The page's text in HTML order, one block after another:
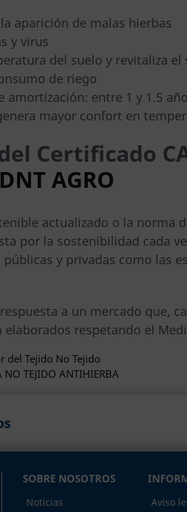
aparición de malas hierbas
y virus
del suelo y revitaliza
de riego
amortización: entre 1 y 1.5
mayor confort en
Certificado
DNT AGRO
actualizado o la norma
por la sostenibilidad cada
y privadas como las
a un mercado que,
elaborados respetando el
del Tejido No Tejido
TEJIDO ANTIHIERBA
SOBRE NOSOTROS
Noticias
Aviso